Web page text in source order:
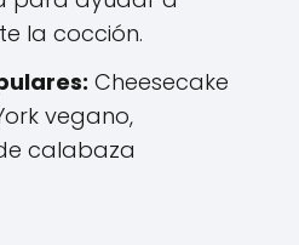
la cocción.
Cheesecake
vegano,
calabaza